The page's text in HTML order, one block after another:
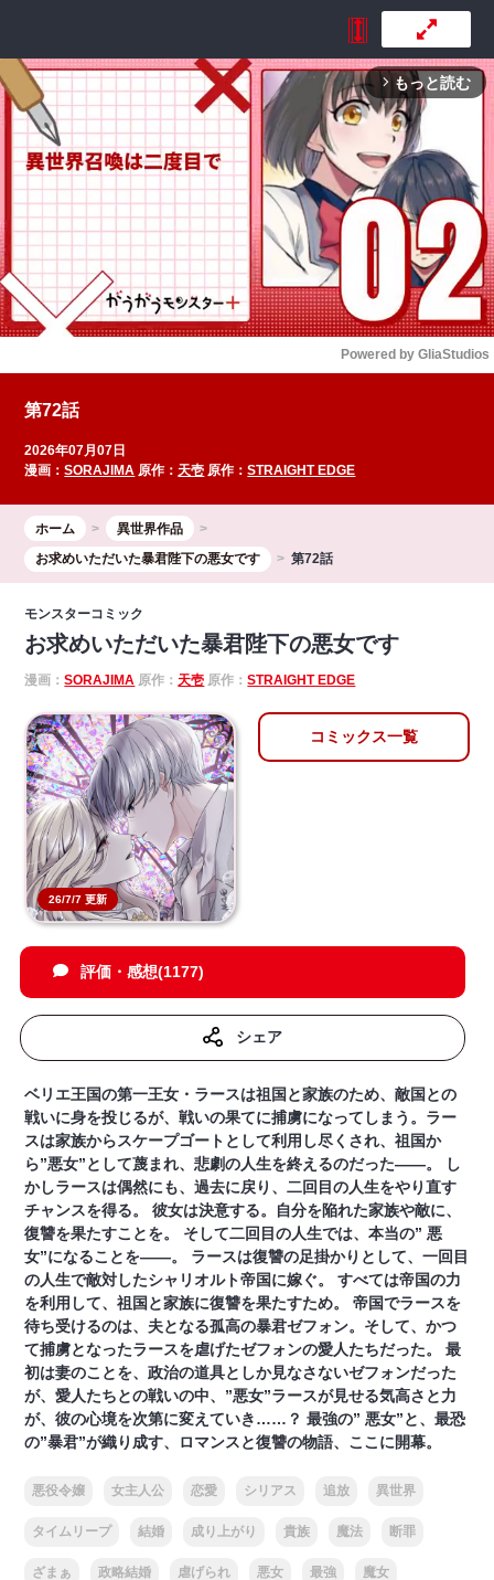
arrow_forward_ios もっと読む
Powered by GliaStudios
第72話
2026年07月07日
漫画：SORAJIMA 原作： 天壱 原作：STRAIGHT EDGE
ホーム
異世界作品
お求めいただいた暴君陛下の悪女です
第72話
モンスターコミック
お求めいただいた暴君陛下の悪女です
漫画：SORAJIMA 原作： 天壱 原作：STRAIGHT EDGE
26/7/7 更新
コミックス一覧
評価・感想(1177)
シェア
ベリエ王国の第一王女・ラースは祖国と家族のため、敵国との
戦いに身を投じるが、戦いの果てに捕虜になってしまう。ラー
スは家族からスケープゴートとして利用し尽くされ、祖国か
ら”悪女”として蔑まれ、悲劇の人生を終えるのだった――。 し
かしラースは偶然にも、過去に戻り、二回目の人生をやり直す
チャンスを得る。 彼女は決意する。自分を陥れた家族や敵に、
復讐を果たすことを。 そして二回目の人生では、本当の” 悪
女”になることを――。 ラースは復讐の足掛かりとして、一回目
の人生で敵対したシャリオルト帝国に嫁ぐ。 すべては帝国の力
を利用して、祖国と家族に復讐を果たすため。 帝国でラースを
待ち受けるのは、夫となる孤高の暴君ゼフォン。そして、かつ
て捕虜となったラースを虐げたゼフォンの愛人たちだった。 最
初は妻のことを、政治の道具としか見なさないゼフォンだった
が、愛人たちとの戦いの中、”悪女”ラースが見せる気高さと力
が、彼の心境を次第に変えていき……？ 最強の” 悪女”と、最恐
の”暴君”が織り成す、ロマンスと復讐の物語、ここに開幕。
悪役令嬢 女主人公 恋愛 シリアス 追放 異世界
タイムリープ 結婚 成り上がり 貴族 魔法 断罪
ざまぁ 政略結婚 虐げられ 悪女 最強 魔女